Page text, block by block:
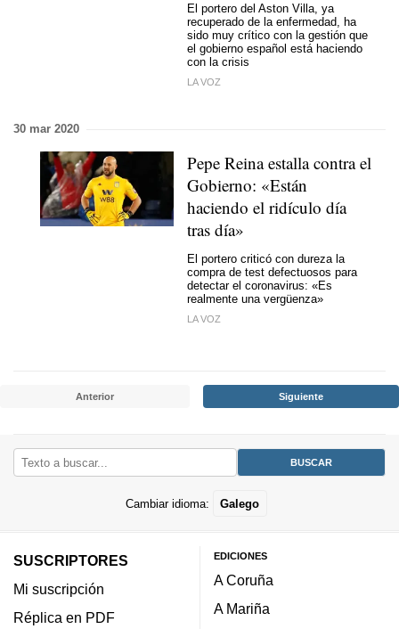
El portero del Aston Villa, ya
recuperado de la enfermedad, ha
sido muy crítico con la gestión que
el gobierno español está haciendo
con la crisis
LA VOZ
30 mar 2020
Pepe Reina estalla contra el
Gobierno: «Están
haciendo el ridículo día
tras día»
El portero criticó con dureza la
compra de test defectuosos para
detectar el coronavirus: «Es
realmente una vergüenza»
LA VOZ
Anterior Siguiente
Cambiar idioma: Galego
SUSCRIPTORES
Mi suscripción
Réplica en PDF
EDICIONES
A Coruña
A Mariña